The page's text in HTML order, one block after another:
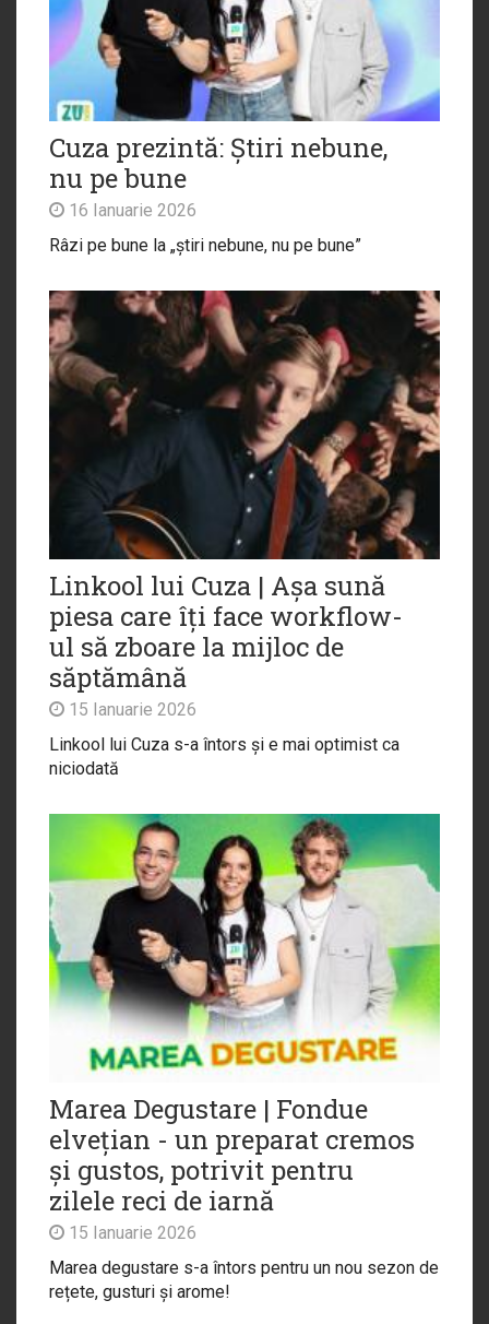
Cuza prezintă: Știri nebune,
nu pe bune
16 Ianuarie 2026
Râzi pe bune la „știri nebune, nu pe bune”
Linkool lui Cuza | Așa sună
piesa care îți face workflow-
ul să zboare la mijloc de
săptămână
15 Ianuarie 2026
Linkool lui Cuza s-a întors și e mai optimist ca
niciodată
Marea Degustare | Fondue
elvețian - un preparat cremos
și gustos, potrivit pentru
zilele reci de iarnă
15 Ianuarie 2026
Marea degustare s-a întors pentru un nou sezon de
rețete, gusturi și arome!